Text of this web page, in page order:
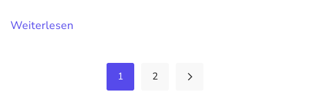
Weiterlesen
1 2